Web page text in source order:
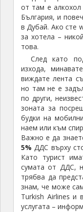
от там е
България, и
в Дубай. Ако сте
за хотела –
това.
След като
изхода,
виждате лента
но там не е
по други,
зоната за
будки на
наем или към
Важно е да
5% ДДС върху
Като турист
сумата от ДДС,
трябва да
знам, че може
Turkish Airlines и
услугата –